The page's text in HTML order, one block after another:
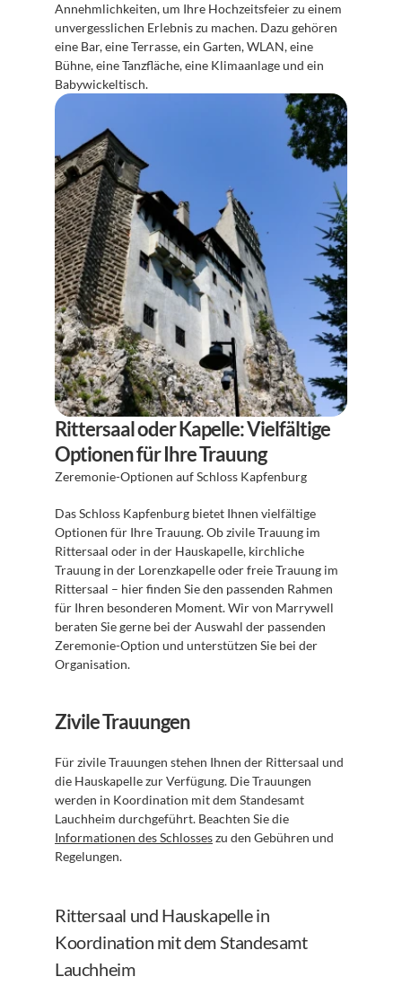
Annehmlichkeiten, um Ihre Hochzeitsfeier zu einem
unvergesslichen Erlebnis zu machen. Dazu gehören
eine Bar, eine Terrasse, ein Garten, WLAN, eine
Bühne, eine Tanzfläche, eine Klimaanlage und ein
Babywickeltisch.
Rittersaal oder Kapelle: Vielfältige
Optionen für Ihre Trauung
Zeremonie-Optionen auf Schloss Kapfenburg
Das Schloss Kapfenburg bietet Ihnen vielfältige
Optionen für Ihre Trauung. Ob zivile Trauung im
Rittersaal oder in der Hauskapelle, kirchliche
Trauung in der Lorenzkapelle oder freie Trauung im
Rittersaal – hier finden Sie den passenden Rahmen
für Ihren besonderen Moment. Wir von Marrywell
beraten Sie gerne bei der Auswahl der passenden
Zeremonie-Option und unterstützen Sie bei der
Organisation.
Zivile Trauungen
Für zivile Trauungen stehen Ihnen der Rittersaal und
die Hauskapelle zur Verfügung. Die Trauungen
werden in Koordination mit dem Standesamt
Informationen des Schlosses zu den Gebühren und
Regelungen.
Rittersaal und Hauskapelle in
Koordination mit dem Standesamt
Lauchheim